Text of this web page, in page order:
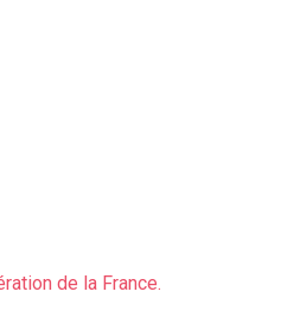
de la France.